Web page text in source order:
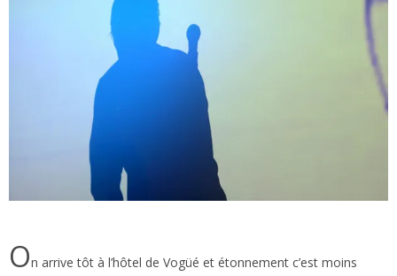
On arrive tôt à l’hôtel de Vogüé et étonnement c’est moins